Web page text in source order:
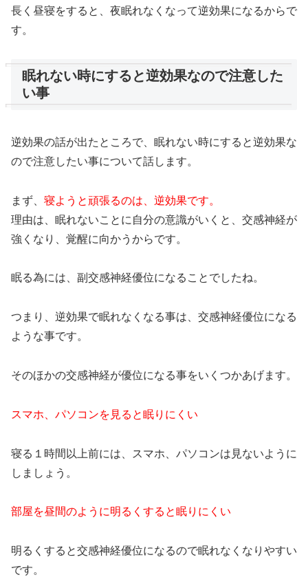
長く昼寝をすると、夜眠れなくなって逆効果になるからで
す。
眠れない時にすると逆効果なので注意した
い事
逆効果の話が出たところで、眠れない時にすると逆効果な
ので注意したい事について話します。
まず、 寝ようと頑張るのは、逆効果です。
理由は、眠れないことに自分の意識がいくと、交感神経が
強くなり、覚醒に向かうからです。
眠る為には、副交感神経優位になることでしたね。
つまり、逆効果で眠れなくなる事は、交感神経優位になる
ような事です。
そのほかの交感神経が優位になる事をいくつかあげます。
スマホ、パソコンを見ると眠りにくい
寝る１時間以上前には、スマホ、パソコンは見ないように
しましょう。
部屋を昼間のように明るくすると眠りにくい
明るくすると交感神経優位になるので眠れなくなりやすい
です。